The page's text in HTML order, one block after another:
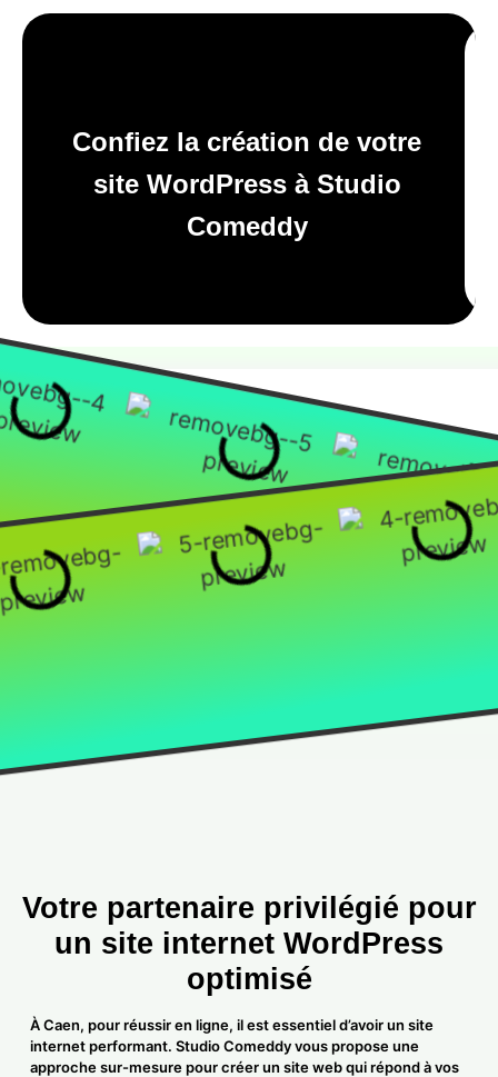
Confiez la création de votre
site WordPress à Studio
Comeddy
Votre partenaire privilégié pour
un site internet WordPress
optimisé
À Caen, pour réussir en ligne, il est essentiel d’avoir un site
internet performant. Studio Comeddy vous propose une
approche sur-mesure pour créer un site web qui répond à vos